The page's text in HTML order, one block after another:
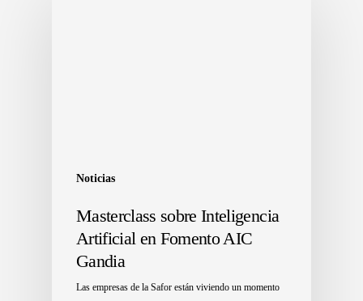
Noticias
Masterclass sobre Inteligencia
Artificial en Fomento AIC
Gandia
Las empresas de la Safor están viviendo un momento